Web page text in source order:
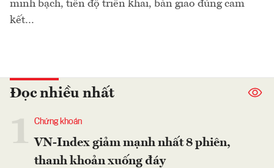
minh bạch, tiến độ triển khai, bàn giao đúng cam
kết…
Đọc nhiều nhất
Chứng khoán
VN-Index giảm mạnh nhất 8 phiên,
thanh khoản xuống đáy